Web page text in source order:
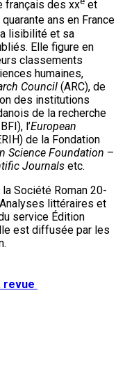
français des xx et
ans en France
lisibilité et sa
Elle figure en
classements
humaines,
Council (ARC), de
des institutions
de la recherche
l’European
de la Fondation
Science Foundation –
Journals etc.
Société Roman 20-
littéraires et
service Édition
est diffusée par les
revue